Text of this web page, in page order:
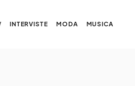
INTERVISTE MODA MUSICA